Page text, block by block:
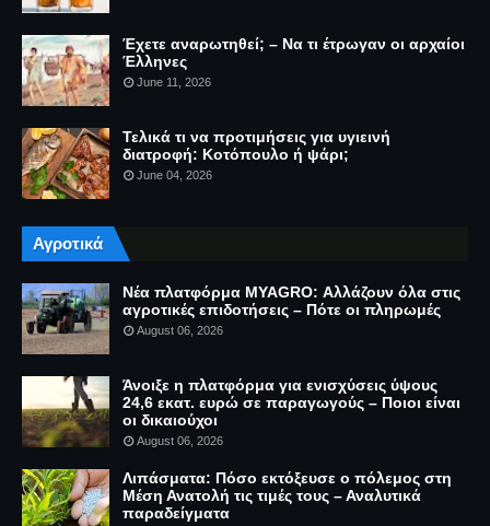
Έχετε αναρωτηθεί; – Να τι έτρωγαν οι αρχαίοι
Έλληνες
June 11, 2026
Τελικά τι να προτιμήσεις για υγιεινή
διατροφή: Κοτόπουλο ή ψάρι;
June 04, 2026
Αγροτικά
Νέα πλατφόρμα MYAGRO: Αλλάζουν όλα στις
αγροτικές επιδοτήσεις – Πότε οι πληρωμές
August 06, 2026
Άνοιξε η πλατφόρμα για ενισχύσεις ύψους
24,6 εκατ. ευρώ σε παραγωγούς – Ποιοι είναι
οι δικαιούχοι
August 06, 2026
Λιπάσματα: Πόσο εκτόξευσε ο πόλεμος στη
Μέση Ανατολή τις τιμές τους – Αναλυτικά
παραδείγματα